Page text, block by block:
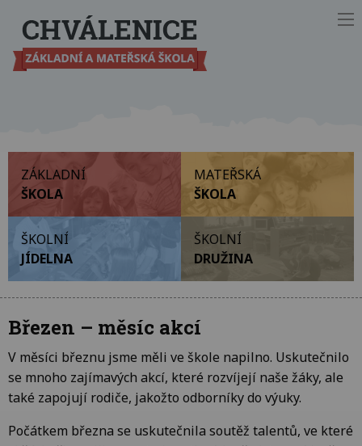
ZÁKLADNÍ
ŠKOLA
MATEŘSKÁ
ŠKOLA
ŠKOLNÍ
JÍDELNA
ŠKOLNÍ
DRUŽINA
Březen – měsíc akcí
V měsíci březnu jsme měli ve škole napilno. Uskutečnilo
se mnoho zajímavých akcí, které rozvíjejí naše žáky, ale
také zapojují rodiče, jakožto odborníky do výuky.
Počátkem března se uskutečnila soutěž talentů, ve které